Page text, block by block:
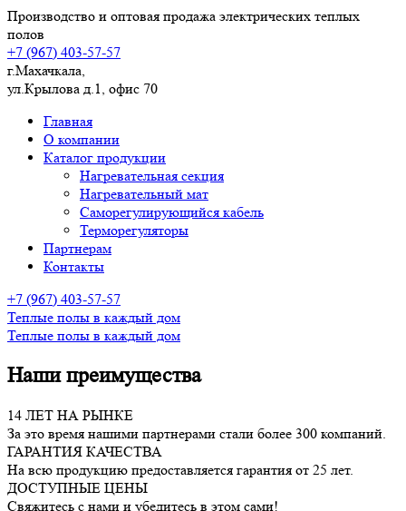
Производство и оптовая продажа электрических теплых
полов
+7 (967) 403-57-57
г.Махачкала,
ул.Крылова д.1, офис 70
Главная
О компании
Каталог продукции
Нагревательная секция
Нагревательный мат
Саморегулирующийся кабель
Терморегуляторы
Партнерам
Контакты
+7 (967) 403-57-57
Теплые полы в каждый дом
Теплые полы в каждый дом
Наши преимущества
14 ЛЕТ НА РЫНКЕ
За это время нашими партнерами стали более 300 компаний.
ГАРАНТИЯ КАЧЕСТВА
На всю продукцию предоставляется гарантия от 25 лет.
ДОСТУПНЫЕ ЦЕНЫ
Свяжитесь с нами и убедитесь в этом сами!